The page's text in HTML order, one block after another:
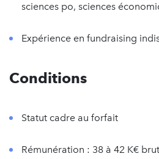
sciences po, sciences
Expérience en fundraising
Conditions
Statut cadre au forfait
Rémunération : 38 à 42 K€